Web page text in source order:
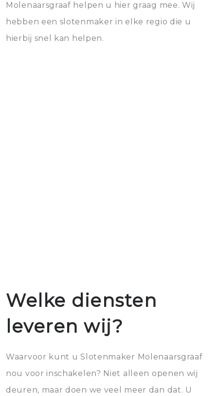
Molenaarsgraaf helpen u hier graag mee. Wij
hebben een slotenmaker in elke regio die u
hierbij snel kan helpen.
Welke diensten
leveren wij?
Waarvoor kunt u Slotenmaker Molenaarsgraaf
nou voor inschakelen? Niet alleen openen wij
deuren, maar doen we veel meer dan dat. U